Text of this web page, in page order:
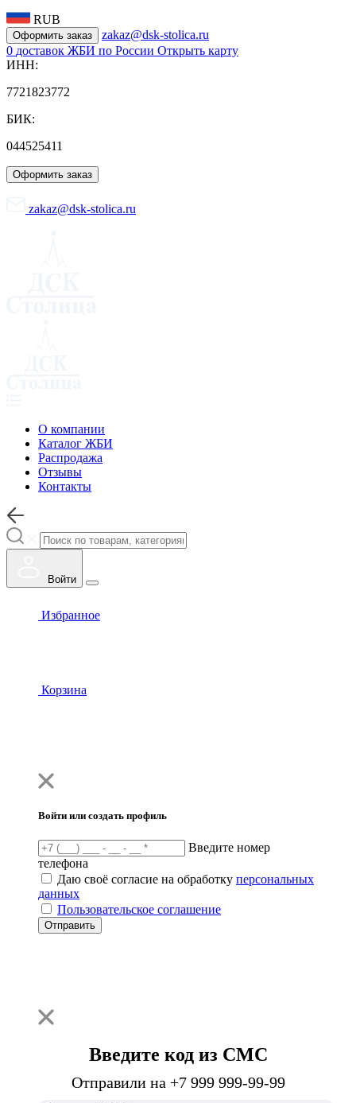
RUB
Оформить заказ
zakaz@dsk-stolica.ru
0 доставок ЖБИ по России Открыть карту
ИНН:
7721823772
БИК:
044525411
Оформить заказ
zakaz@dsk-stolica.ru
О компании
Каталог ЖБИ
Распродажа
Отзывы
Контакты
Войти
Избранное
Корзина
Войти или создать профиль
Введите номер
телефона
Даю своё согласие на обработку персональных
данных
Пользовательское соглашение
Отправить
Введите код из СМС
Отправили на +7 999 999-99-99